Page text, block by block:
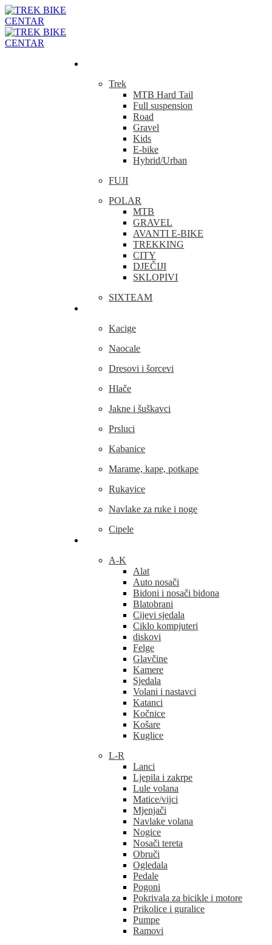
Trek
MTB Hard Tail
Full suspension
Road
Gravel
Kids
E-bike
Hybrid/Urban
FUJI
POLAR
MTB
GRAVEL
AVANTI E-BIKE
TREKKING
CITY
DJEČIJI
SKLOPIVI
SIXTEAM
Kacige
Naocale
Dresovi i šorcevi
Hlače
Jakne i šuškavci
Prsluci
Kabanice
Marame, kape, potkape
Rukavice
Navlake za ruke i noge
Cipele
A-K
Alat
Auto nosači
Bidoni i nosači bidona
Blatobrani
Cijevi sjedala
Ciklo kompjuteri
diskovi
Felge
Glavčine
Kamere
Sjedala
Volani i nastavci
Katanci
Kočnice
Košare
Kuglice
L-R
Lanci
Ljepila i zakrpe
Lule volana
Matice/vijci
Mjenjači
Navlake volana
Nogice
Nosači tereta
Obruči
Ogledala
Pedale
Pogoni
Pokrivala za bicikle i motore
Prikolice i guralice
Pumpe
Ramovi